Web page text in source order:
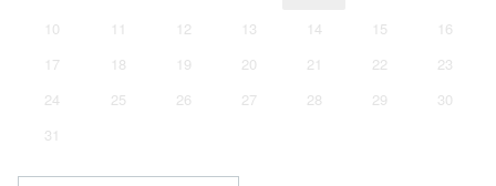
10
11 12 13 14 15
16
17
18 19 20 21 22
23
24
25 26 27 28 29
30
31